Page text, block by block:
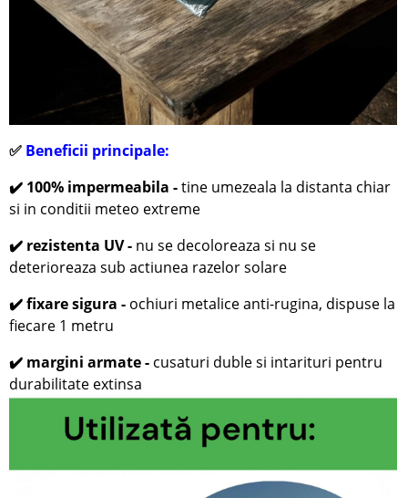
✅ Beneficii principale:
✔️ 100% impermeabila -tine umezeala la distanta chiar
si in conditii meteo extreme
✔️ rezistenta UV - nu se decoloreaza si nu se
deterioreaza sub actiunea razelor solare
✔️ fixare sigura - ochiuri metalice anti-rugina, dispuse la
fiecare 1 metru
✔️ margini armate - cusaturi duble si intarituri pentru
durabilitate extinsa